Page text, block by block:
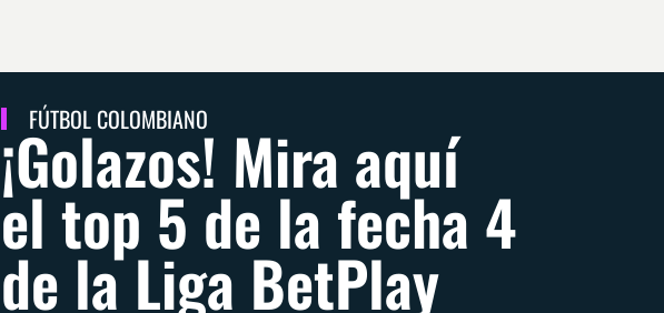
FÚTBOL COLOMBIANO
¡Golazos! Mira aquí
el top 5 de la fecha 4
de la Liga BetPlay